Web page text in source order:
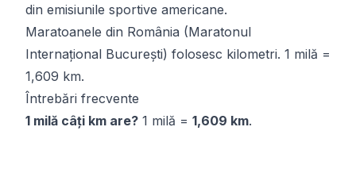
din emisiunile sportive americane.
Maratoanele din România (Maratonul
Internațional București) folosesc kilometri. 1 milă =
1,609 km.
Întrebări frecvente
1 milă câți km are? 1 milă = 1,609 km.